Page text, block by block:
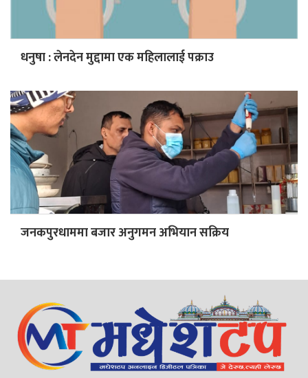
धनुषा : लेनदेन मुद्दामा एक महिलालाई पक्राउ
जनकपुरधाममा बजार अनुगमन अभियान सक्रिय